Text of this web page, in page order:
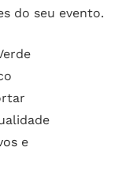
do seu evento.
e